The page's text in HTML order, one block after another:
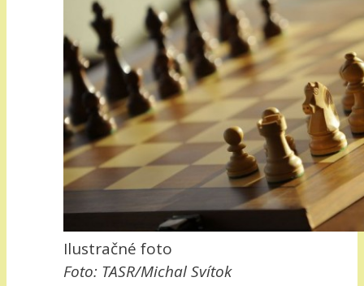
Ilustračné foto
Foto: TASR/Michal Svítok